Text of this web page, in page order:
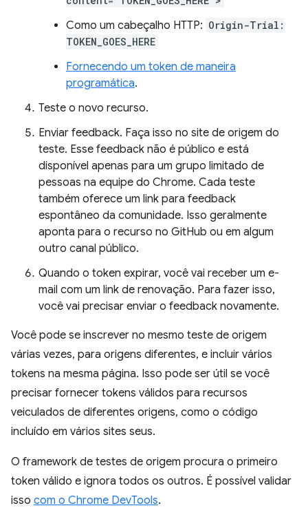
Como um cabeçalho HTTP: Origin-Trial:
TOKEN_GOES_HERE
Fornecendo um token de maneira
programática.
Teste o novo recurso.
Enviar feedback. Faça isso no site de origem do
teste. Esse feedback não é público e está
disponível apenas para um grupo limitado de
pessoas na equipe do Chrome. Cada teste
também oferece um link para feedback
espontâneo da comunidade. Isso geralmente
aponta para o recurso no GitHub ou em algum
outro canal público.
Quando o token expirar, você vai receber um e-
mail com um link de renovação. Para fazer isso,
você vai precisar enviar o feedback novamente.
Você pode se inscrever no mesmo teste de origem
várias vezes, para origens diferentes, e incluir vários
tokens na mesma página. Isso pode ser útil se você
precisar fornecer tokens válidos para recursos
veiculados de diferentes origens, como o código
incluído em vários sites seus.
O framework de testes de origem procura o primeiro
token válido e ignora todos os outros. É possível validar
isso com o Chrome DevTools.